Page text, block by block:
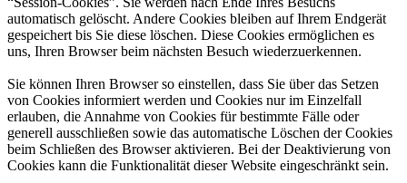
automatisch gelöscht. Andere Cookies bleiben auf Ihrem Endgerät
gespeichert bis Sie diese löschen. Diese Cookies ermöglichen es
uns, Ihren Browser beim nächsten Besuch wiederzuerkennen.
Sie können Ihren Browser so einstellen, dass Sie über das Setzen
von Cookies informiert werden und Cookies nur im Einzelfall
erlauben, die Annahme von Cookies für bestimmte Fälle oder
generell ausschließen sowie das automatische Löschen der Cookies
beim Schließen des Browser aktivieren. Bei der Deaktivierung von
Cookies kann die Funktionalität dieser Website eingeschränkt sein.